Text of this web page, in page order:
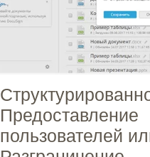
пользователей